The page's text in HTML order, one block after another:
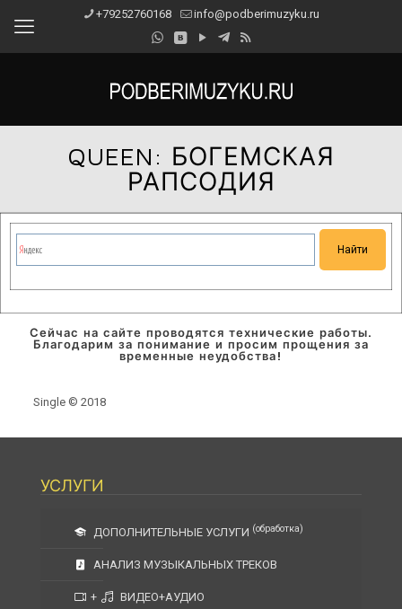
+79252760168 info@podberimuzyku.ru
QUEEN: БОГЕМСКАЯ
РАПСОДИЯ
Сейчас на сайте проводятся технические работы.
Благодарим за понимание и просим прощения за
временные неудобства!
Single © 2018
УСЛУГИ
ДОПОЛНИТЕЛЬНЫЕ УСЛУГИ (обработка)
АНАЛИЗ МУЗЫКАЛЬНЫХ ТРЕКОВ
+ ВИДЕО+АУДИО